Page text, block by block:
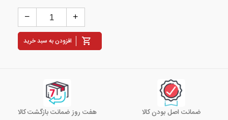
افزودن به سبد خرید
ضمانت اصل بودن کالا هفت روز ضمانت بازگشت کالا